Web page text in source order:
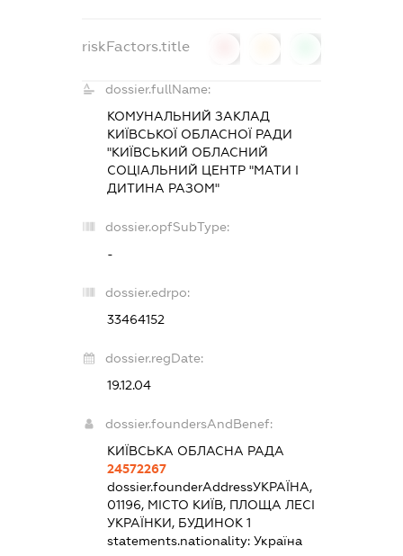
riskFactors.title
dossier.fullName:
КОМУНАЛЬНИЙ ЗАКЛАД
КИЇВСЬКОЇ ОБЛАСНОЇ РАДИ
"КИЇВСЬКИЙ ОБЛАСНИЙ
СОЦІАЛЬНИЙ ЦЕНТР "МАТИ І
ДИТИНА РАЗОМ"
dossier.opfSubType:
-
dossier.edrpo:
33464152
dossier.regDate:
19.12.04
dossier.foundersAndBenef:
КИЇВСЬКА ОБЛАСНА РАДА
24572267
dossier.founderAddressУКРАЇНА,
01196, МІСТО КИЇВ, ПЛОЩА ЛЕСІ
УКРАЇНКИ, БУДИНОК 1
statements.nationality:Україна